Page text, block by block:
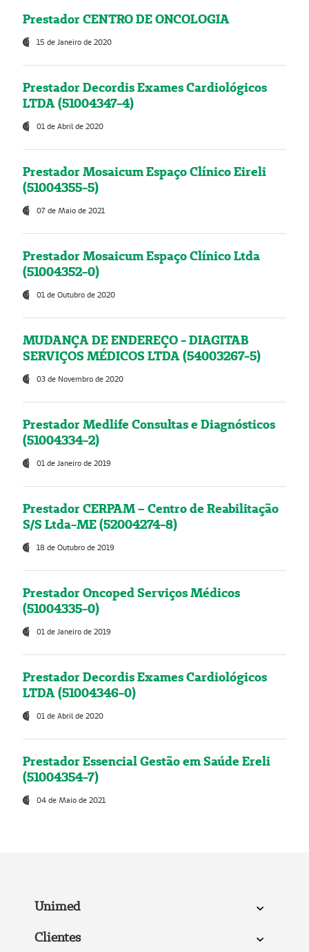
Prestador CENTRO DE ONCOLOGIA
15 de Janeiro de 2020
Prestador Decordis Exames Cardiológicos
LTDA (51004347-4)
01 de Abril de 2020
Prestador Mosaicum Espaço Clínico Eireli
(51004355-5)
07 de Maio de 2021
Prestador Mosaicum Espaço Clínico Ltda
(51004352-0)
01 de Outubro de 2020
MUDANÇA DE ENDEREÇO - DIAGITAB
SERVIÇOS MÉDICOS LTDA (54003267-5)
03 de Novembro de 2020
Prestador Medlife Consultas e Diagnósticos
(51004334-2)
01 de Janeiro de 2019
Prestador CERPAM – Centro de Reabilitação
S/S Ltda-ME (52004274-8)
18 de Outubro de 2019
Prestador Oncoped Serviços Médicos
(51004335-0)
01 de Janeiro de 2019
Prestador Decordis Exames Cardiológicos
LTDA (51004346-0)
01 de Abril de 2020
Prestador Essencial Gestão em Saúde Ereli
(51004354-7)
04 de Maio de 2021
Unimed
Clientes